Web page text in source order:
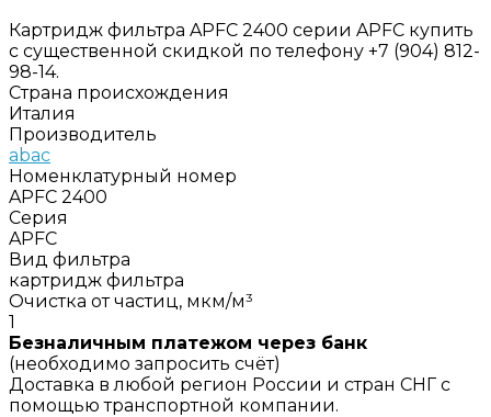
Картридж фильтра APFC 2400 серии APFC купить
с существенной скидкой по телефону +7 (904) 812-
98-14.
Страна происхождения
Италия
Производитель
abac
Номенклатурный номер
APFC 2400
Серия
APFC
Вид фильтра
картридж фильтра
Очистка от частиц, мкм/м³
1
Безналичным платежом через банк
(необходимо запросить счёт)
Доставка в любой регион России и стран СНГ с
помощью транспортной компании.